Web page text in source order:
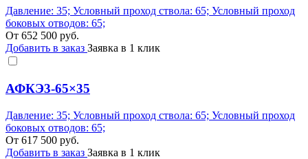
Давление: 35; Условный проход ствола: 65; Условный проход
боковых отводов: 65;
От 652 500 руб.
Добавить в заказ Заявка в 1 клик
АФКЭ3-65×35
Давление: 35; Условный проход ствола: 65; Условный проход
боковых отводов: 65;
От 617 500 руб.
Добавить в заказ Заявка в 1 клик